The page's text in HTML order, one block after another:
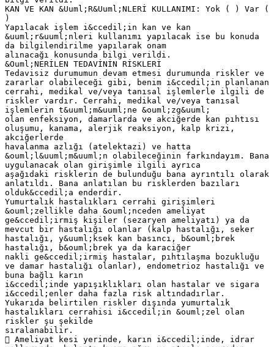
KAN VE KAN &Uuml;R&Uuml;NLERİ KULLANIMI: Yok ( ) Var (
)
Yapılacak işlem i&ccedil;in kan ve kan
&uuml;r&uuml;nleri kullanımı yapılacak ise bu konuda
da bilgilendirilme yapılarak onam
alınacağı konusunda bilgi verildi.
&Ouml;NERİLEN TEDAVİNİN RİSKLERİ
Tedavisiz durumumun devam etmesi durumunda riskler ve
zararlar olabileceği gibi, benim i&ccedil;in planlanan
cerrahi, medikal ve/veya tanısal işlemlerle ilgili de
riskler vardır. Cerrahi, medikal ve/veya tanısal
işlemlerin t&uuml;m&uuml;ne &ouml;zg&uuml;
olan enfeksiyon, damarlarda ve akciğerde kan pıhtısı
oluşumu, kanama, alerjik reaksiyon, kalp krizi,
akciğerlerde
havalanma azlığı (atelektazi) ve hatta
&ouml;l&uuml;m&uuml;n olabileceğinin farkındayım. Bana
uygulanacak olan girişimle ilgili ayrıca
aşağıdaki risklerin de bulunduğu bana ayrıntılı olarak
anlatıldı. Bana anlatılan bu risklerden bazıları
olduk&ccedil;a enderdir.
Yumurtalık hastalıkları cerrahi girişimleri
&ouml;zellikle daha &ouml;nceden ameliyat
ge&ccedil;irmiş kişiler (sezaryen ameliyatı) ya da
mevcut bir hastalığı olanlar (kalp hastalığı, seker
hastalığı, y&uuml;ksek kan basıncı, b&ouml;brek
hastalığı, b&ouml;brek ya da karaciğer
nakli ge&ccedil;irmiş hastalar, pıhtılaşma bozukluğu
ve damar hastalığı olanlar), endometrioz hastalığı ve
buna bağlı karın
i&ccedil;inde yapışıklıkları olan hastalar ve sigara
i&ccedil;enler daha fazla risk altındadırlar.
Yukarıda belirtilen riskler dışında yumurtalık
hastalıkları cerrahisi i&ccedil;in &ouml;zel olan
riskler şu şekilde
sıralanabilir.
 Ameliyat kesi yerinde, karın i&ccedil;inde, idrar